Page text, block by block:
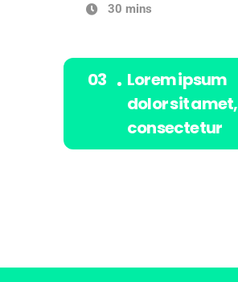
30 mins
Lorem ipsum
dolor sit amet,
consectetur